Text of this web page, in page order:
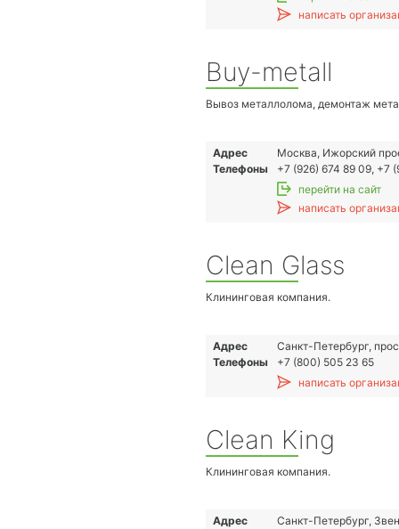
написать
Buy-metall
Вывоз металлолома, демонтаж
Адрес
Москва, Ижорский
Телефоны
+7 (926) 674 89 09, +7
перейти на сайт
написать
Clean Glass
Клининговая компания.
Адрес
Санкт-Петербург,
Телефоны
+7 (800) 505 23 65
написать
Clean King
Клининговая компания.
Адрес
Санкт-Петербург,